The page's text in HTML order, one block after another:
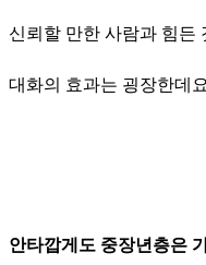
신뢰할 만한 사람과 힘든
대화의 효과는 굉장한데
안타깝게도 중장년층은